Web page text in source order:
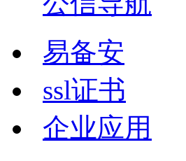
易备安
ssl证书
企业应用